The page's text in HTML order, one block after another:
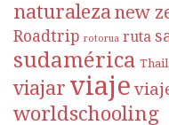
naturalezanew
Roadtrip rotorua ruta
sudamérica
viajar viaje
worldschooling